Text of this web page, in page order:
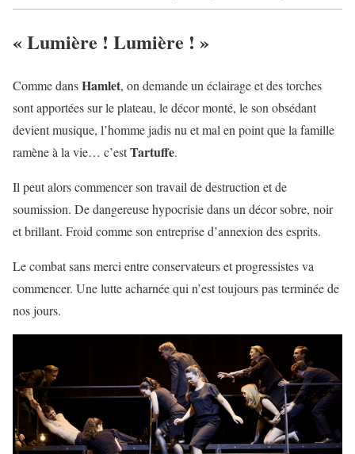
« Lumière ! Lumière ! »
Comme dansHamlet, on demande un éclairage et des torches
sont apportées sur le plateau, le décor monté, le son obsédant
devient musique, l’homme jadis nu et mal en point que la famille
ramène à la vie… c’estTartuffe.
Il peut alors commencer son travail de destruction et de
soumission. De dangereuse hypocrisie dans un décor sobre, noir
et brillant. Froid comme son entreprise d’annexion des esprits.
Le combat sans merci entre conservateurs et progressistes va
commencer. Une lutte acharnée qui n’est toujours pas terminée de
nos jours.